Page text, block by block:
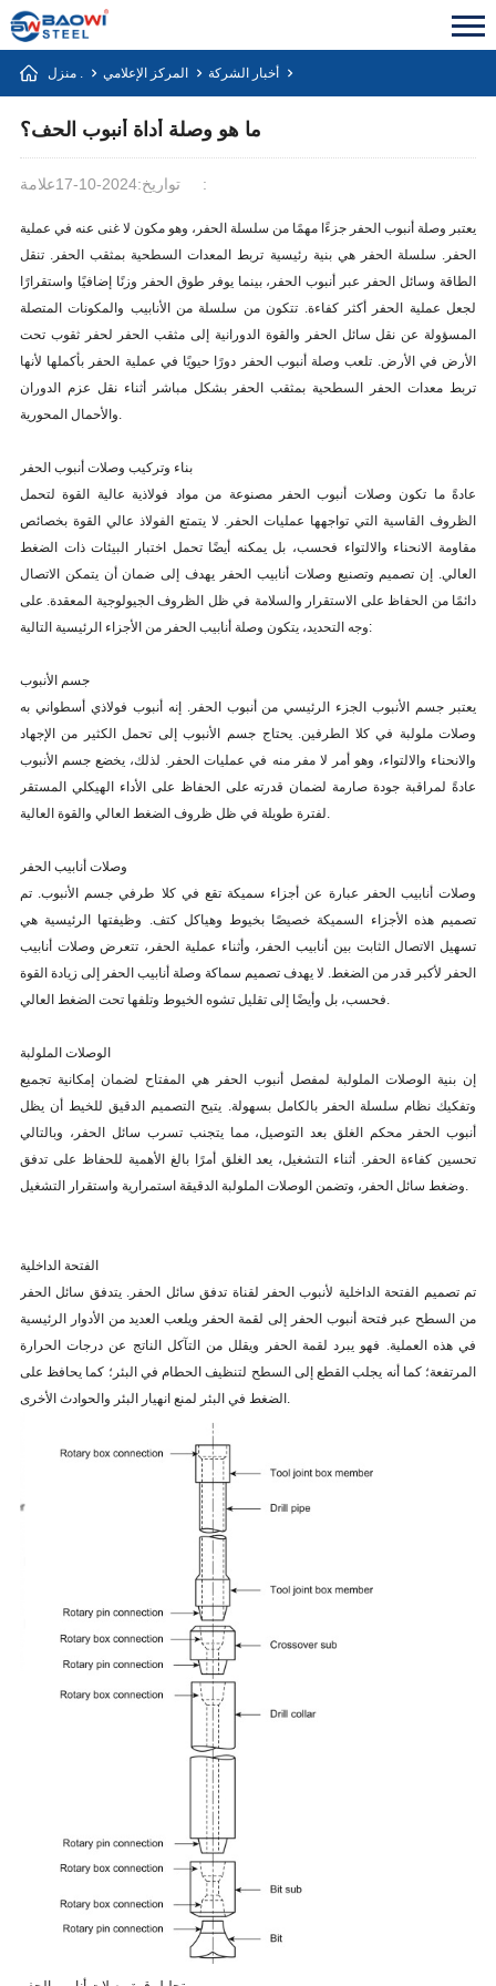
منزل . المركز الإعلامي أخبار الشركة
ما هو وصلة أداة أنبوب الحف؟
تواريخ:2024-10-17 علامة:
يعتبر وصلة أنبوب الحفر جزءًا مهمًا من سلسلة الحفر، وهو مكون لا غنى عنه في عملية
الحفر. سلسلة الحفر هي بنية رئيسية تربط المعدات السطحية بمثقب الحفر. تنقل
الطاقة وسائل الحفر عبر أنبوب الحفر، بينما يوفر طوق الحفر وزنًا إضافيًا واستقرارًا
لجعل عملية الحفر أكثر كفاءة. تتكون من سلسلة من الأنابيب والمكونات المتصلة
المسؤولة عن نقل سائل الحفر والقوة الدورانية إلى مثقب الحفر لحفر ثقوب تحت
الأرض في الأرض. تلعب وصلة أنبوب الحفر دورًا حيويًا في عملية الحفر بأكملها لأنها
تربط معدات الحفر السطحية بمثقب الحفر بشكل مباشر أثناء نقل عزم الدوران
والأحمال المحورية.
بناء وتركيب وصلات أنبوب الحفر
عادةً ما تكون وصلات أنبوب الحفر مصنوعة من مواد فولاذية عالية القوة لتحمل
الظروف القاسية التي تواجهها عمليات الحفر. لا يتمتع الفولاذ عالي القوة بخصائص
مقاومة الانحناء والالتواء فحسب، بل يمكنه أيضًا تحمل اختبار البيئات ذات الضغط
العالي. إن تصميم وتصنيع وصلات أنابيب الحفر يهدف إلى ضمان أن يتمكن الاتصال
دائمًا من الحفاظ على الاستقرار والسلامة في ظل الظروف الجيولوجية المعقدة. على
وجه التحديد، يتكون وصلة أنابيب الحفر من الأجزاء الرئيسية التالية:
جسم الأنبوب
يعتبر جسم الأنبوب الجزء الرئيسي من أنبوب الحفر. إنه أنبوب فولاذي أسطواني به
وصلات ملولبة في كلا الطرفين. يحتاج جسم الأنبوب إلى تحمل الكثير من الإجهاد
والانحناء والالتواء، وهو أمر لا مفر منه في عمليات الحفر. لذلك، يخضع جسم الأنبوب
عادةً لمراقبة جودة صارمة لضمان قدرته على الحفاظ على الأداء الهيكلي المستقر
لفترة طويلة في ظل ظروف الضغط العالي والقوة العالية.
وصلات أنابيب الحفر
وصلات أنابيب الحفر عبارة عن أجزاء سميكة تقع في كلا طرفي جسم الأنبوب. تم
تصميم هذه الأجزاء السميكة خصيصًا بخيوط وهياكل كتف. وظيفتها الرئيسية هي
تسهيل الاتصال الثابت بين أنابيب الحفر، وأثناء عملية الحفر، تتعرض وصلات أنابيب
الحفر لأكبر قدر من الضغط. لا يهدف تصميم سماكة وصلة أنابيب الحفر إلى زيادة القوة
فحسب، بل وأيضًا إلى تقليل تشوه الخيوط وتلفها تحت الضغط العالي.
الوصلات الملولبة
إن بنية الوصلات الملولبة لمفصل أنبوب الحفر هي المفتاح لضمان إمكانية تجميع
وتفكيك نظام سلسلة الحفر بالكامل بسهولة. يتيح التصميم الدقيق للخيط أن يظل
أنبوب الحفر محكم الغلق بعد التوصيل، مما يتجنب تسرب سائل الحفر، وبالتالي
تحسين كفاءة الحفر. أثناء التشغيل، يعد الغلق أمرًا بالغ الأهمية للحفاظ على تدفق
وضغط سائل الحفر، وتضمن الوصلات الملولبة الدقيقة استمرارية واستقرار التشغيل.
الفتحة الداخلية
تم تصميم الفتحة الداخلية لأنبوب الحفر لقناة تدفق سائل الحفر. يتدفق سائل الحفر
من السطح عبر فتحة أنبوب الحفر إلى لقمة الحفر ويلعب العديد من الأدوار الرئيسية
في هذه العملية. فهو يبرد لقمة الحفر ويقلل من التآكل الناتج عن درجات الحرارة
المرتفعة؛ كما أنه يجلب القطع إلى السطح لتنظيف الحطام في البئر؛ كما يحافظ على
الضغط في البئر لمنع انهيار البئر والحوادث الأخرى.